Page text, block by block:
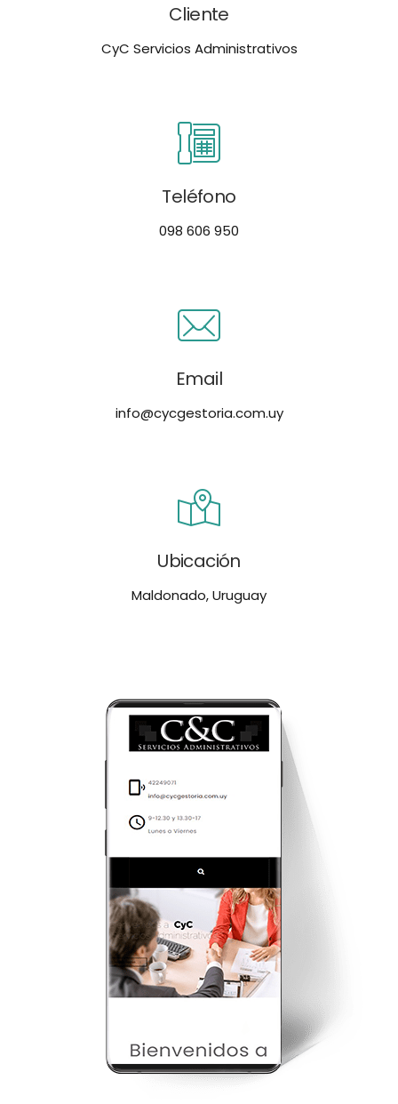
Cliente
CyC Servicios Administrativos
Teléfono
098 606 950
Email
info@cycgestoria.com.uy
Ubicación
Maldonado, Uruguay